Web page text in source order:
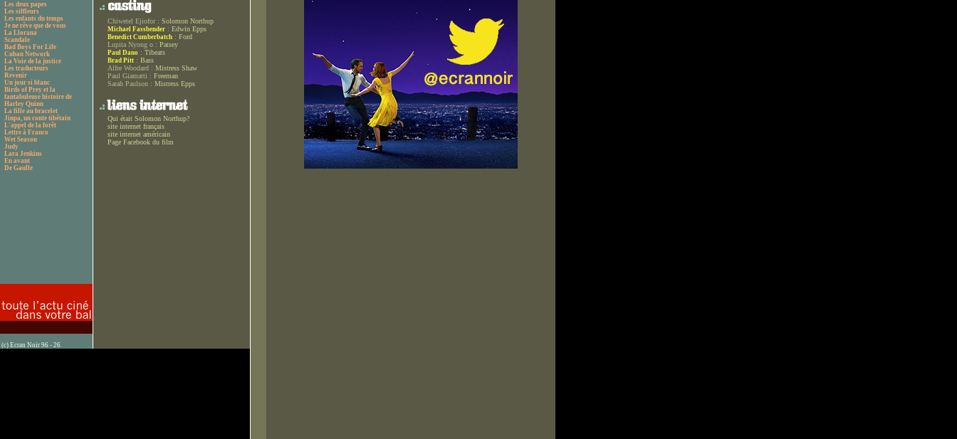
Les deux papes
Les siffleurs
Les enfants du temps
Je ne rêve que de vous
La Llorana
Scandale
Bad Boys For Life
Cuban Network
La Voie de la justice
Les traducteurs
Revenir
Un jour si blanc
Birds of Prey et la
fantabuleuse histoire de
Harley Quinn
La fille au bracelet
Jinpa, un conte tibétain
L'appel de la forêt
Lettre à Franco
Wet Season
Judy
Lara Jenkins
En avant
De Gaulle
(c) Ecran Noir 96 - 26
Chiwetel Ejiofor : Solomon Northup
Michael Fassbender : Edwin Epps
Benedict Cumberbatch : Ford
Lupita Nyong o : Patsey
Paul Dano : Tibeats
Brad Pitt : Bass
Alfre Woodard : Mistress Shaw
Paul Giamatti : Freeman
Sarah Paulson : Mistress Epps
Qui était Solomon Northup?
site internet français
site internet américain
Page Facebook du film